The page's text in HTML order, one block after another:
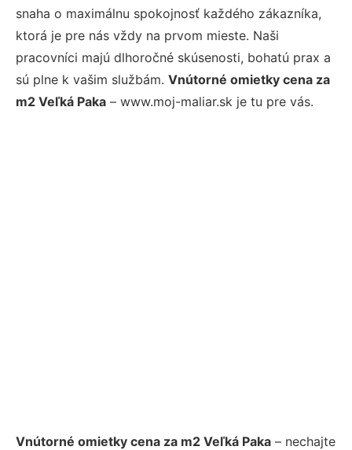
snaha o maximálnu spokojnosť každého zákazníka,
ktorá je pre nás vždy na prvom mieste. Naši
pracovníci majú dlhoročné skúsenosti, bohatú prax a
sú plne k vašim službám. Vnútorné omietky cena za
m2 Veľká Paka – www.moj-maliar.sk je tu pre vás.
Vnútorné omietky cena za m2 Veľká Paka – nechajte